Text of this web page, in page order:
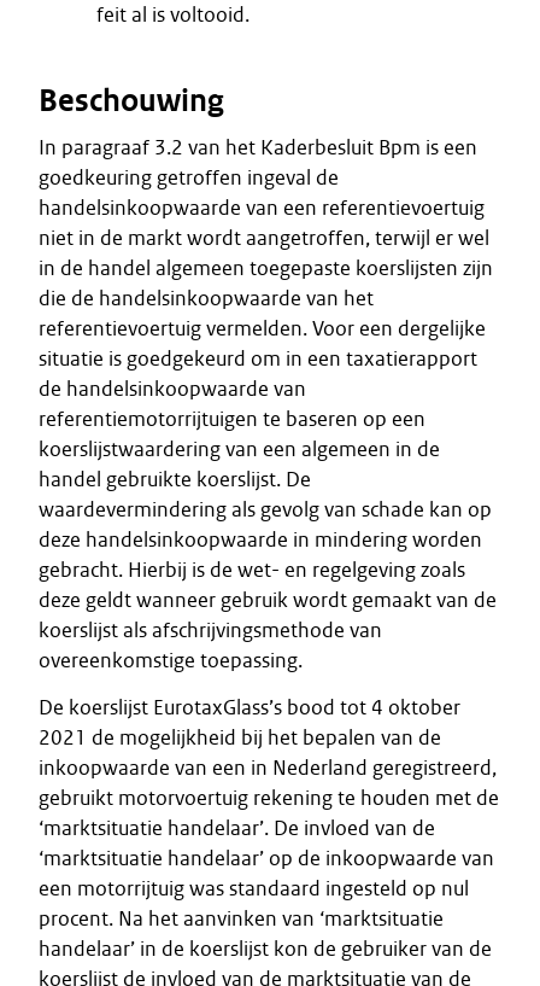
feit al is voltooid.
Beschouwing
In paragraaf 3.2 van het Kaderbesluit Bpm is een
goedkeuring getroffen ingeval de
handelsinkoopwaarde van een referentievoertuig
niet in de markt wordt aangetroffen, terwijl er wel
in de handel algemeen toegepaste koerslijsten zijn
die de handelsinkoopwaarde van het
referentievoertuig vermelden. Voor een dergelijke
situatie is goedgekeurd om in een taxatierapport
de handelsinkoopwaarde van
referentiemotorrijtuigen te baseren op een
koerslijstwaardering van een algemeen in de
handel gebruikte koerslijst. De
waardevermindering als gevolg van schade kan op
deze handelsinkoopwaarde in mindering worden
gebracht. Hierbij is de wet- en regelgeving zoals
deze geldt wanneer gebruik wordt gemaakt van de
koerslijst als afschrijvingsmethode van
overeenkomstige toepassing.
De koerslijst EurotaxGlass’s bood tot 4 oktober
2021 de mogelijkheid bij het bepalen van de
inkoopwaarde van een in Nederland geregistreerd,
gebruikt motorvoertuig rekening te houden met de
‘marktsituatie handelaar’. De invloed van de
‘marktsituatie handelaar’ op de inkoopwaarde van
een motorrijtuig was standaard ingesteld op nul
procent. Na het aanvinken van ‘marktsituatie
handelaar’ in de koerslijst kon de gebruiker van de
koerslijst de invloed van de marktsituatie van de